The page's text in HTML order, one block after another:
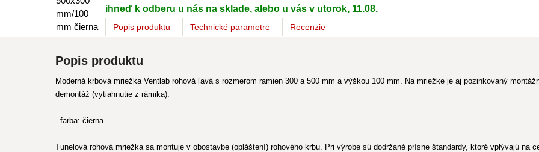
ihneď k odberu u nás na sklade, alebo u vás v utorok, 11.08.
Popis produktu Technické parametre Recenzie
Popis produktu
Moderná krbová mriežka Ventlab rohová ľavá s rozmerom ramien 300 a 500 mm a výškou 100 mm. Na mriežke je aj pozinkovaný
demontáž (vytiahnutie z rámika).
- farba: čierna
Tunelová rohová mriežka sa montuje v obostavbe (opláštení) rohového krbu. Pri výrobe sú dodržané prísne štandardy, ktoré vplývajú na